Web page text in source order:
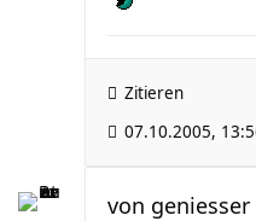
Zitieren
07.10.2005,
von geniesser